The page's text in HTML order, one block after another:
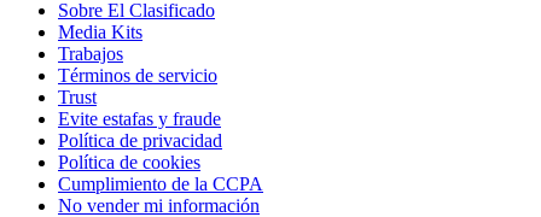
Sobre El Clasificado
Media Kits
Trabajos
Términos de servicio
Trust
Evite estafas y fraude
Política de privacidad
Política de cookies
Cumplimiento de la CCPA
No vender mi información